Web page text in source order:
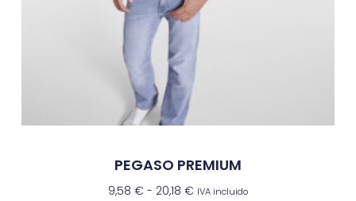
PEGASO PREMIUM
9,58 € - 20,18 € IVA incluido